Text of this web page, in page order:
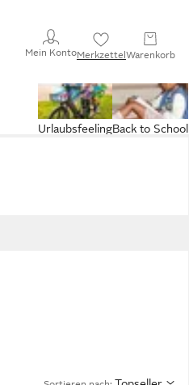
Mein KontoMerkzettelWarenkorb
Back to School
Urlaubsfeeling